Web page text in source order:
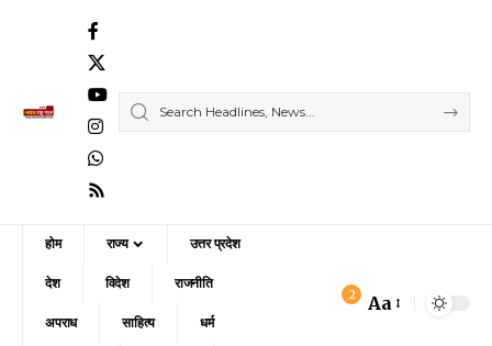
होम राज्य उत्तर प्रदेश
देश विदेश राजनीति
अपराध साहित्य धर्म
2
Font
Aa